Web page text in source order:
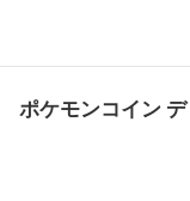
ポケモンコイン